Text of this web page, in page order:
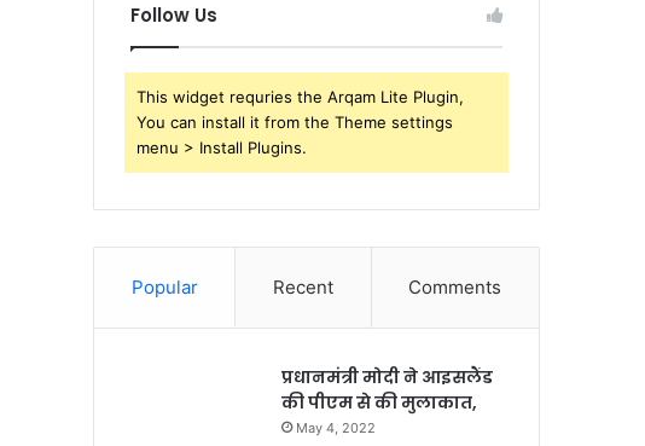
Follow Us
This widget requries the Arqam Lite Plugin,
You can install it from the Theme settings
menu > Install Plugins.
Popular Recent Comments
प्रधानमंत्री मोदी ने आइसलैंड
की पीएम से की मुलाकात,
May 4, 2022